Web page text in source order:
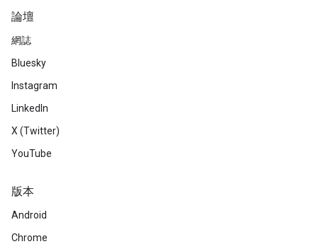
論壇
網誌
Bluesky
Instagram
LinkedIn
X (Twitter)
YouTube
版本
Android
Chrome